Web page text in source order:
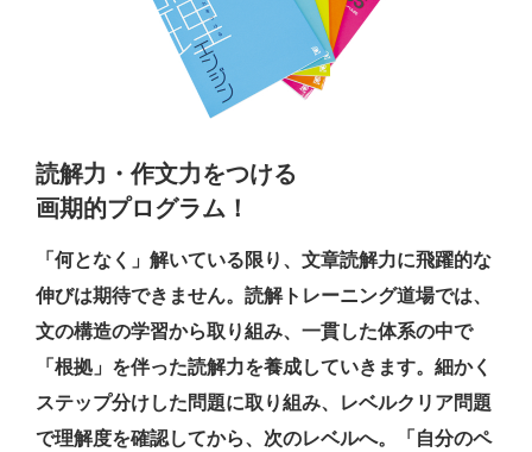
読解力・作文力をつける
画期的プログラム！
「何となく」解いている限り、文章読解力に飛躍的な
伸びは期待できません。読解トレーニング道場では、
文の構造の学習から取り組み、一貫した体系の中で
「根拠」を伴った読解力を養成していきます。細かく
ステップ分けした問題に取り組み、レベルクリア問題
で理解度を確認してから、次のレベルへ。「自分のペ